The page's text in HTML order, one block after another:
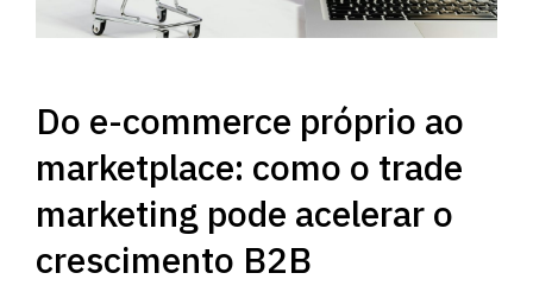
Do e-commerce próprio ao
marketplace: como o trade
marketing pode acelerar o
crescimento B2B